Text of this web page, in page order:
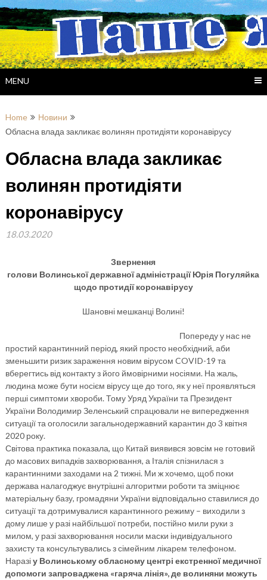
Skip
to
content
MENU
Home
Новини
Обласна влада закликає волинян протидіяти коронавірусу
Обласна влада закликає
волинян протидіяти
коронавірусу
18.03.2020
Звернення
голови Волинської державної адміністрації Юрія Погуляйка
щодо протидії коронавірусу
Шановні мешканці Волині!
Попереду у нас не
простий карантинний період, який просто необхідний, аби
зменьшити ризик зараження новим вірусом COVID-19 та
вберегтись від контакту з його ймовірними носіями. На жаль,
людина може бути носієм вірусу ще до того, як у неї проявляться
перші симптоми хвороби. Тому Уряд України та Президент
України Володимир Зеленський спрацювали не випередження
ситуації та оголосили загальнодержавний карантин до 3 квітня
2020 року.
Світова практика показала, що Китай виявився зовсім не готовий
до масових випадків захворювання, а Італія спізнилася з
карантинними заходами на 2 тижні. Ми ж хочемо, щоб поки
держава налагоджує внутрішні алгоритми роботи та зміцнює
матеріальну базу, громадяни України відповідально ставилися до
ситуації та дотримувалися карантинного режиму – виходили з
дому лише у разі найбільшої потреби, постійно мили руки з
милом, у разі захворювання носили маски індивідуального
захисту та консультувались з сімейним лікарем телефоном.
Наразіу Волинському обласному центрі екстренної медичної
допомоги запроваджена «гаряча лінія», де волиняни можуть